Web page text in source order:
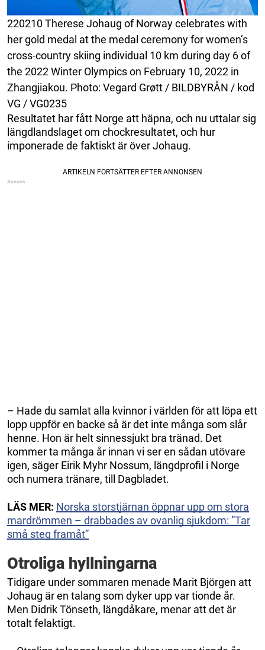
220210 Therese Johaug of Norway celebrates with
her gold medal at the medal ceremony for women’s
cross-country skiing individual 10 km during day 6 of
the 2022 Winter Olympics on February 10, 2022 in
Zhangjiakou. Photo: Vegard Grøtt / BILDBYRÅN / kod
VG / VG0235
Resultatet har fått Norge att häpna, och nu uttalar sig
längdlandslaget om chockresultatet, och hur
imponerade de faktiskt är över Johaug.
– Hade du samlat alla kvinnor i världen för att löpa ett
lopp uppför en backe så är det inte många som slår
henne. Hon är helt sinnessjukt bra tränad. Det
kommer ta många år innan vi ser en sådan utövare
igen, säger Eirik Myhr Nossum, längdprofil i Norge
och numera tränare, till Dagbladet.
LÄS MER: Norska storstjärnan öppnar upp om stora
mardrömmen – drabbades av ovanlig sjukdom: ”Tar
små steg framåt”
Otroliga hyllningarna
Tidigare under sommaren menade Marit Björgen att
Johaug är en talang som dyker upp var tionde år.
Men Didrik Tönseth, längdåkare, menar att det är
totalt felaktigt.